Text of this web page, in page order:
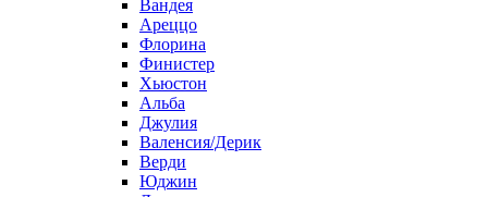
Вандея
Ареццо
Флорина
Финистер
Хьюстон
Альба
Джулия
Валенсия/Дерик
Верди
Юджин